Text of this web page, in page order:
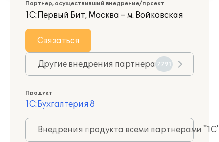
Партнер, осуществивший внедрение/проект
1С:Первый Бит, Москва – м. Войковская
Связаться
Другие внедрения партнера 7791
Продукт
1С:Бухгалтерия 8
Внедрения продукта всеми партнерами